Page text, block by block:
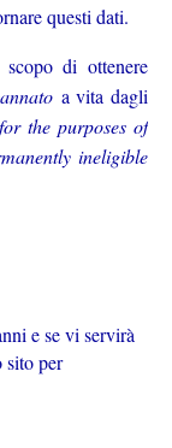
questi dati.
di ottenere
a vita dagli
the purposes of
ineligible
e se vi servirà
sito per